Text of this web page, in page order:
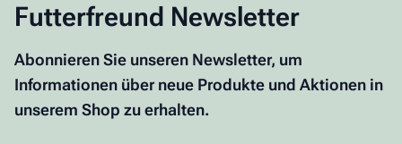
Futterfreund Newsletter
Abonnieren Sie unseren Newsletter, um
Informationen über neue Produkte und Aktionen in
unserem Shop zu erhalten.